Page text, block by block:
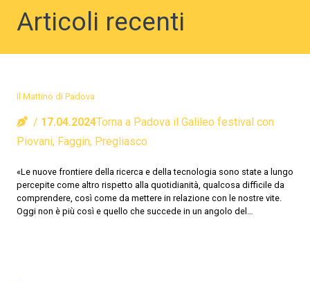
Articoli recenti
Il Mattino di Padova
17.04.2024Torna a Padova il Galileo festival con
Piovani, Faggin, Pregliasco
«Le nuove frontiere della ricerca e della tecnologia sono state a lungo
percepite come altro rispetto alla quotidianità, qualcosa difficile da
comprendere, così come da mettere in relazione con le nostre vite.
Oggi non è più così e quello che succede in un angolo del…